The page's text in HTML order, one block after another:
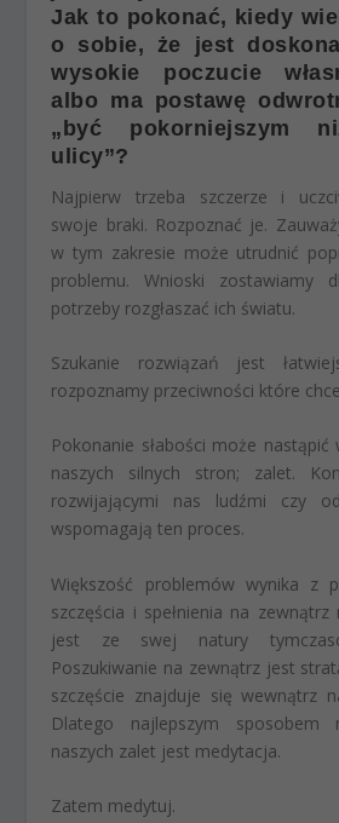
Jak to pokonać, kiedy
o sobie, że jest
wysokie poczucie
albo ma postawę
„być pokorniejszym
ulicy”?
Najpierw trzeba szczerze i
swoje braki. Rozpoznać je.
w tym zakresie może utrudnić
problemu. Wnioski zostawiamy
potrzeby rozgłaszać ich światu.
Szukanie rozwiązań jest
rozpoznamy przeciwności które
Pokonanie słabości może
naszych silnych stron; zalet.
rozwijającymi nas ludźmi czy
wspomagają ten proces.
Większość problemów wynika z
szczęścia i spełnienia na
jest ze swej natury
Poszukiwanie na zewnątrz jest
szczęście znajduje się wewnątrz
Dlatego najlepszym sposobem
naszych zalet jest medytacja.
Zatem medytuj.